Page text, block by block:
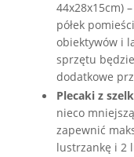
44x28x15cm)
półek
obiektywów i
sprzętu
dodatkowe
Plecaki z
nieco
zapewnić
lustrzankę i 2